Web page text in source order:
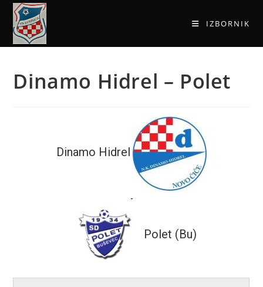
IZBORNIK
Dinamo Hidrel – Polet
Dinamo Hidrel
-
Polet (Bu)